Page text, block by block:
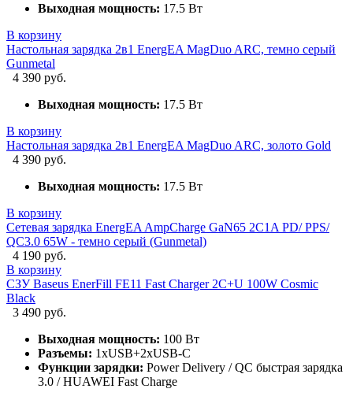
Выходная мощность: 17.5 Вт
В корзину
Настольная зарядка 2в1 EnergEA MagDuo ARC, темно серый
Gunmetal
4 390 руб.
Выходная мощность: 17.5 Вт
В корзину
Настольная зарядка 2в1 EnergEA MagDuo ARC, золото Gold
4 390 руб.
Выходная мощность: 17.5 Вт
В корзину
Сетевая зарядка EnergEA AmpCharge GaN65 2C1A PD/ PPS/
QC3.0 65W - темно серый (Gunmetal)
4 190 руб.
В корзину
СЗУ Baseus EnerFill FE11 Fast Charger 2C+U 100W Cosmic
Black
3 490 руб.
Выходная мощность: 100 Вт
Разъемы: 1xUSB+2xUSB-C
Функции зарядки: Power Delivery / QC быстрая зарядка
3.0 / HUAWEI Fast Charge